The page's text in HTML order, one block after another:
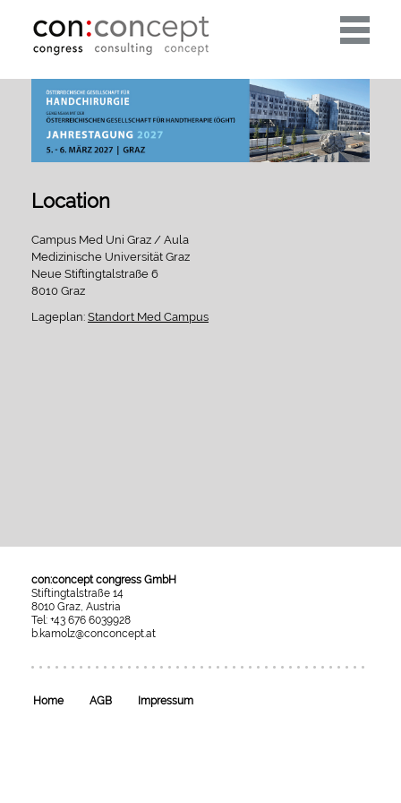
Toggle
Location
Campus Med Uni Graz / Aula
Medizinische Universität Graz
Neue Stiftingtalstraße 6
8010 Graz
Lageplan: Standort Med Campus
con:concept congress GmbH
Stiftingtalstraße 14
8010 Graz, Austria
Tel: +43 676 6039928
b.kamolz@conconcept.at
esraSoft
esraCMS
Home AGB Impressum